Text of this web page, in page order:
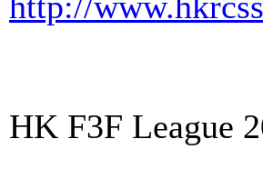
HK F3F League